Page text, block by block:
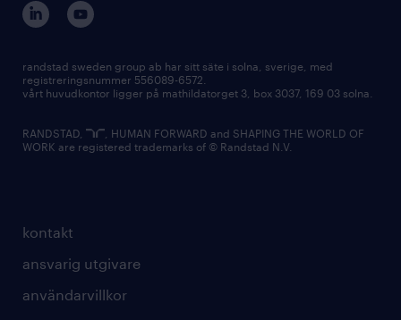
kontakt
ansvarig utgivare
användarvillkor
randstad sweden group ab har sitt säte i solna, sverige, med
registreringsnummer 556089-6572.
vårt huvudkontor ligger på mathildatorget 3, box 3037, 169 03 solna.
RANDSTAD,
, HUMAN FORWARD and SHAPING THE WORLD OF
WORK are registered trademarks of © Randstad N.V.